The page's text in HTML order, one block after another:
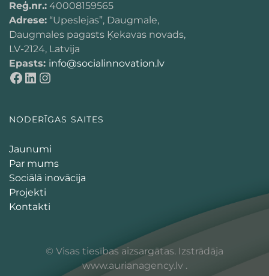
Reģ.nr.: 40008159565
Adrese: “Upeslejas”, Daugmale,
Daugmales pagasts Ķekavas novads,
LV-2124, Latvija
Epasts: info@socialinnovation.lv
NODERĪGAS SAITES
Jaunumi
Par mums
Sociālā inovācija
Projekti
Kontakti
© Visas tiesības aizsargātas. Izstrādāja
www.aurianagency.lv .